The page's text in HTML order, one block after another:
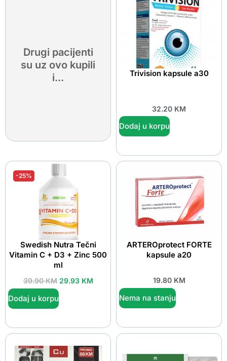
Drugi pacijenti
su uz ovo kupili
i...
Trivision kapsule a30
32.20 KM
Dodaj u korpu
-25%
Swedish Nutra Tečni
Vitamin C + D3 + Zinc 500
ml
39.90KM 29.93 KM
Dodaj u korpu
ARTEROprotect FORTE
kapsule a20
19.80 KM
Nema na stanju